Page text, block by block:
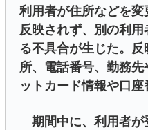
利用者が住所などを
反映されず、別の利
る不具合が生じた。
所、電話番号、勤務
ットカード情報や口座
期間中に、利用者が